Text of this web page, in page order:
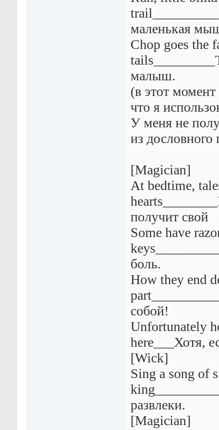
маленькая
Chop goes the
малыш.
(в этот
что я
У меня не
из дословного
[Magician]
At bedtime,
получит свой
Some have
боль.
How they end
собой!
Unfortunately
here___Хотя,
[Wick]
Sing a song of
развлеки.
[Magician]